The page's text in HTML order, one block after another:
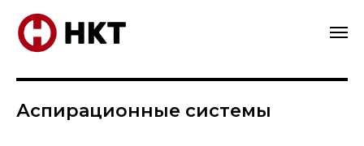
Аспирационные системы